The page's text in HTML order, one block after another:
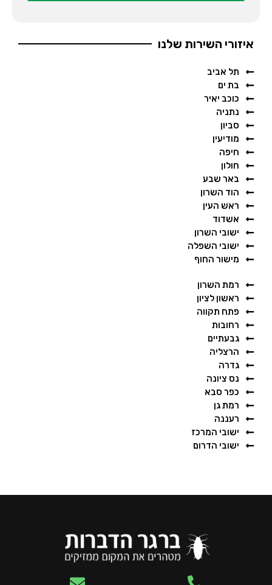
איזורי השירות שלנו
תל אביב
בת ים
כוכב יאיר
נתניה
סביון
מודיעין
חיפה
חולון
באר שבע
הוד השרון
ראש העין
אשדוד
ישובי השרון
ישובי השפלה
מישור החוף
רמת השרון
ראשון לציון
פתח תקווה
רחובות
גבעתיים
הרצליה
גדרה
נס ציונה
כפר סבא
רמת גן
רעננה
ישובי המרכז
ישובי הדרום